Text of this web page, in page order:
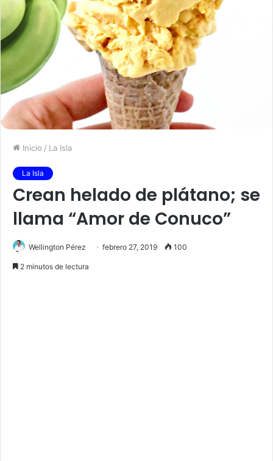
Inicio / La Isla
La Isla
Crean helado de plátano; se
llama “Amor de Conuco”
Wellington Pérez febrero 27, 2019 100
2 minutos de lectura